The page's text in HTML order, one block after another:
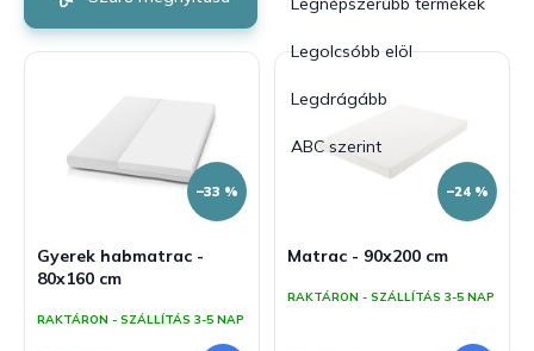
m
d
e
Legolcsóbb elöl
Legdrágább
ABC szerint
r
m
–33 %
Gyerek habmatrac -
80x160 cm
RAKTÁRON - SZÁLLÍTÁS 3-5 NAP
–24 %
Matrac - 90x200 cm
RAKTÁRON - SZÁLLÍTÁS 3-5 NAP